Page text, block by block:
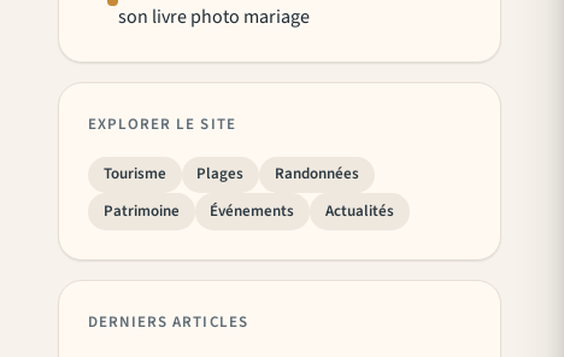
son livre photo mariage
EXPLORER LE SITE
Tourisme Plages
Randonnées
Patrimoine
Événements Actualités
DERNIERS ARTICLES